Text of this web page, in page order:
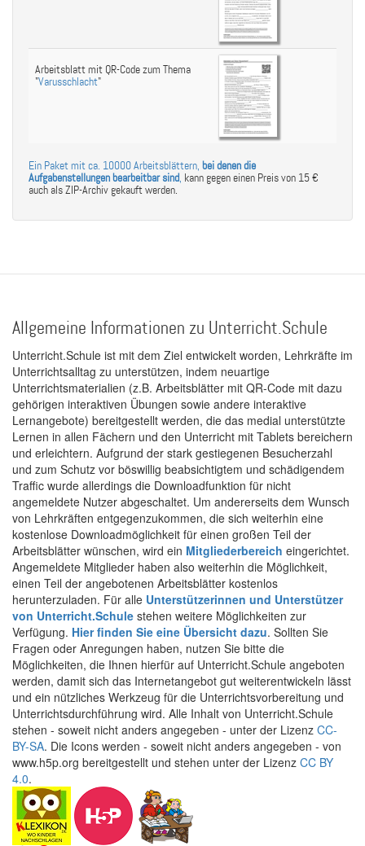
Arbeitsblatt mit QR-Code zum Thema
"Varusschlacht"
Ein Paket mit ca. 10000 Arbeitsblättern, bei denen die
Aufgabenstellungen bearbeitbar sind, kann gegen einen Preis von 15 €
auch als ZIP-Archiv gekauft werden.
Allgemeine Informationen zu Unterricht.Schule
Unterricht.Schule ist mit dem Ziel entwickelt worden, Lehrkräfte im
Unterrichtsalltag zu unterstützen, indem neuartige
Unterrichtsmaterialien (z.B. Arbeitsblätter mit QR-Code mit dazu
gehörigen interaktiven Übungen sowie andere interaktive
Lernangebote) bereitgestellt werden, die das medial unterstützte
Lernen in allen Fächern und den Unterricht mit Tablets bereichern
und erleichtern. Aufgrund der stark gestiegenen Besucherzahl
und zum Schutz vor böswillig beabsichtigtem und schädigendem
Traffic wurde allerdings die Downloadfunktion für nicht
angemeldete Nutzer abgeschaltet. Um andererseits dem Wunsch
von Lehrkräften entgegenzukommen, die sich weiterhin eine
kostenlose Downloadmöglichkeit für einen großen Teil der
Arbeitsblätter wünschen, wird ein Mitgliederbereich eingerichtet.
Angemeldete Mitglieder haben also weiterhin die Möglichkeit,
einen Teil der angebotenen Arbeitsblätter kostenlos
herunterzuladen. Für alle Unterstützerinnen und Unterstützer
von Unterricht.Schule stehen weitere Möglichkeiten zur
Verfügung. Hier finden Sie eine Übersicht dazu. Sollten Sie
Fragen oder Anregungen haben, nutzen Sie bitte die
Möglichkeiten, die Ihnen hierfür auf Unterricht.Schule angeboten
werden, damit sich das Internetangebot gut weiterentwickeln lässt
und ein nützliches Werkzeug für die Unterrichtsvorbereitung und
Unterrichtsdurchführung wird. Alle Inhalt von Unterricht.Schule
stehen - soweit nicht anders angegeben - unter der Lizenz CC-
BY-SA. Die Icons werden - soweit nicht anders angegeben - von
www.h5p.org bereitgestellt und stehen unter der Lizenz CC BY
4.0.